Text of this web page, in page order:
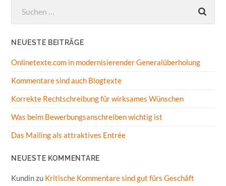
nach:
NEUESTE BEITRÄGE
Onlinetexte.com in modernisierender Generalüberholung
Kommentare sind auch Blogtexte
Korrekte Rechtschreibung für wirksames Wünschen
Was beim Bewerbungsanschreiben wichtig ist
Das Mailing als attraktives Entrée
NEUESTE KOMMENTARE
Kundinzu Kritische Kommentare sind gut fürs Geschäft